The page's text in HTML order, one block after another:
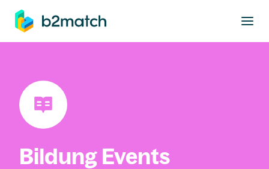
springen
Bildung Events